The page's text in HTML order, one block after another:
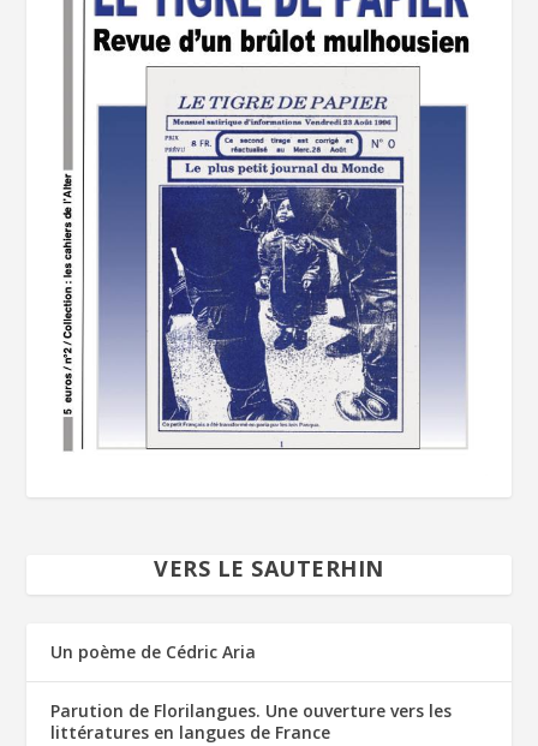
VERS LE SAUTERHIN
Un poème de Cédric Aria
Parution de Florilangues. Une ouverture vers les
littératures en langues de France